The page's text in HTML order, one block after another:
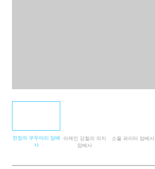
전장의 우두머리 암베
사
아케인 강철의 의지
암베사
소울 파이터 암베사